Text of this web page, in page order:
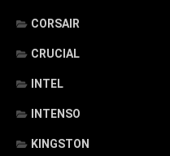
CORSAIR
CRUCIAL
INTEL
INTENSO
KINGSTON